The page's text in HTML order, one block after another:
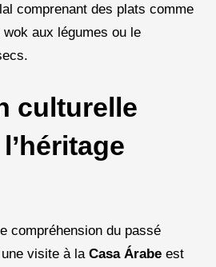
comprenant des plats comme
aux légumes ou le
culturelle
compréhension du passé
visite à la Casa Árabe est